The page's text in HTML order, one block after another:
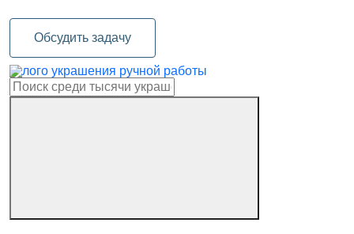
Обсудить задачу
украшения ручной работы